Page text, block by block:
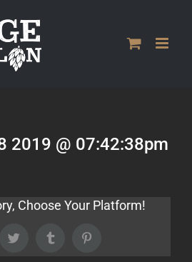
2019 @ 07:42:38pm
Choose Your Platform!
Twitter Tumblr